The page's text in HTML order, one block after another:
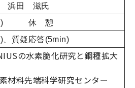
浜田 滋氏
休 憩
質疑応答(5min)
の水素脆化研究と鋼種拡大
材料先端科学研究センター